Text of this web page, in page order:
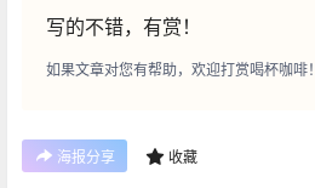
写的不错，有赏！
如果文章对您有帮助，欢迎打赏喝杯咖啡！
海报分享 收藏